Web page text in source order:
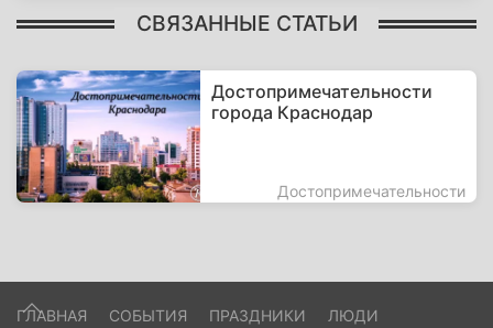
СВЯЗАННЫЕ СТАТЬИ
Достопримечательности
города Краснодар
Достопримечательности
ГЛАВНАЯ СОБЫТИЯ ПРАЗДНИКИ
ЛЮДИ